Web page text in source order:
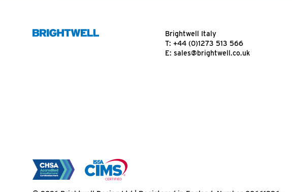
Brightwell Italy
T: +44 (0)1273 513 566
E: sales@brightwell.co.uk